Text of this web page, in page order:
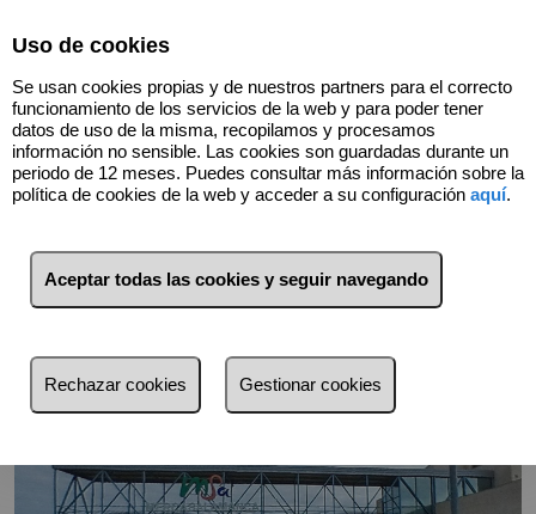
Volver
Uso de cookies
Se usan cookies propias y de nuestros partners para el correcto
funcionamiento de los servicios de la web y para poder tener
datos de uso de la misma, recopilamos y procesamos
información no sensible. Las cookies son guardadas durante un
periodo de 12 meses. Puedes consultar más información sobre la
política de cookies de la web y acceder a su configuración aquí.
Aceptar todas las cookies y seguir navegando
Rechazar cookies Gestionar cookies